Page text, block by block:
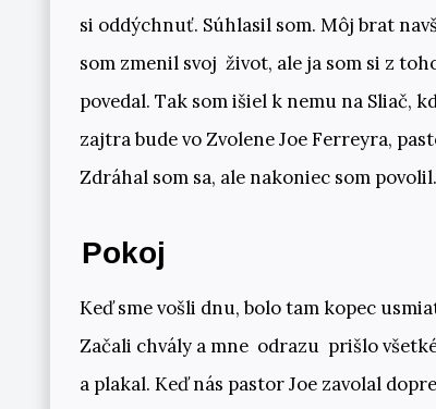
si oddýchnuť. Súhlasil som. Môj brat
som zmenil svoj život, ale ja som si z
povedal. Tak som išiel k nemu na Sliač,
zajtra bude vo Zvolene Joe Ferreyra,
Zdráhal som sa, ale nakoniec som povolil.
Pokoj
Keď sme vošli dnu, bolo tam kopec
Začali chvály a mne odrazu prišlo
a plakal. Keď nás pastor Joe zavolal